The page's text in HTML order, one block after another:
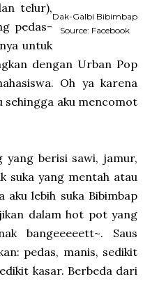
Dak-Galbi Bibimbap
Source: Facebook
telur),
pedas-
untuk
dengan Urban Pop
Oh ya karena
sehingga aku mencomot
yang berisi sawi, jamur,
suka yang mentah atau
lebih suka Bibimbap
dalam hot pot yang
bangeeeeett~. Saus
pedas, manis, sedikit
kasar. Berbeda dari